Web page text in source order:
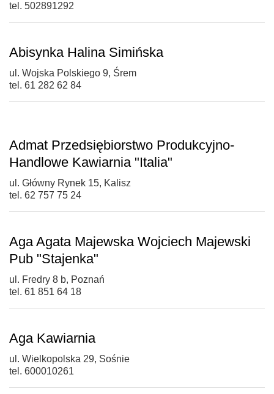
tel. 502891292
Abisynka Halina Simińska
ul. Wojska Polskiego 9, Śrem
tel. 61 282 62 84
Admat Przedsiębiorstwo Produkcyjno-
Handlowe Kawiarnia "Italia"
ul. Główny Rynek 15, Kalisz
tel. 62 757 75 24
Aga Agata Majewska Wojciech Majewski
Pub "Stajenka"
ul. Fredry 8 b, Poznań
tel. 61 851 64 18
Aga Kawiarnia
ul. Wielkopolska 29, Sośnie
tel. 600010261